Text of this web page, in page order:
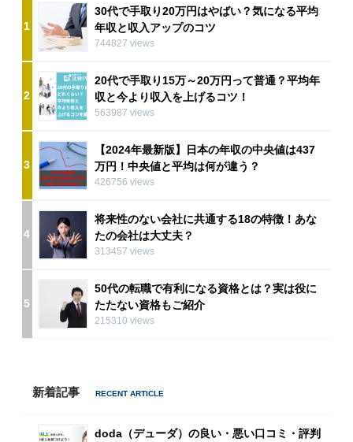
1
30代で手取り20万円はやばい？気になる平均
年収と収入アップのコツ
744827 views
2
20代で手取り15万～20万円って普通？平均年
収と今より収入を上げるコツ！
563987 views
3
【2024年最新版】日本の年収の中央値は437
万円！中央値と平均は何が違う？
426756 views
4
将来性のない会社に共通する18の特徴！あな
たの会社は大丈夫？
313457 views
5
50代の転職で有利になる資格とは？実は役に
たたない資格もご紹介
215310 views
新着記事
doda（デューダ）の良い・悪い口コミ・評判